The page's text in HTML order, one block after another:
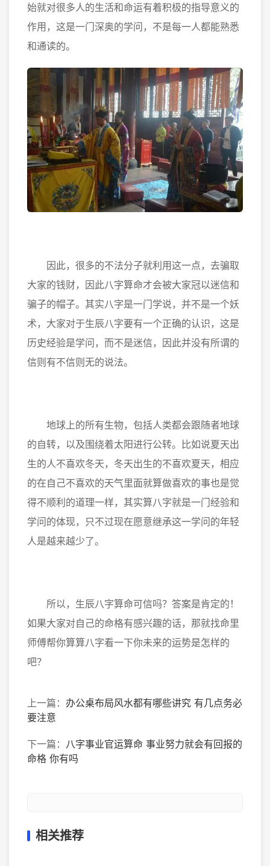
始就对很多人的生活和命运有着积极的指导意义的
作用，这是一门深奥的学问，不是每一人都能熟悉
和通读的。
因此，很多的不法分子就利用这一点，去骗取
大家的钱财，因此八字算命才会被大家冠以迷信和
骗子的帽子。其实八字是一门学说，并不是一个妖
术，大家对于生辰八字要有一个正确的认识，这是
历史经验是学问，而不是迷信，因此并没有所谓的
信则有不信则无的说法。
地球上的所有生物，包括人类都会跟随者地球
的自转，以及围绕着太阳进行公转。比如说夏天出
生的人不喜欢冬天，冬天出生的不喜欢夏天，相应
的在自己不喜欢的天气里面就算做喜欢的事也是觉
得不顺利的道理一样，其实算八字就是一门经验和
学问的体现，只不过现在愿意继承这一学问的年轻
人是越来越少了。
所以，生辰八字算命可信吗？答案是肯定的！
如果大家对自己的命格有感兴趣的话，那就找命里
师傅帮你算算八字看一下你未来的运势是怎样的
吧？
上一篇： 办公桌布局风水都有哪些讲究 有几点务必
要注意
下一篇： 八字事业官运算命 事业努力就会有回报的
命格 你有吗
相关推荐